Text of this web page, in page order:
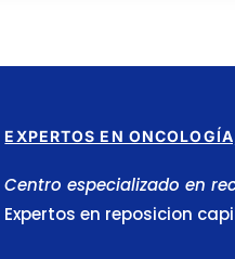
EXPERTOS EN
Centro especializado en
Expertos en reposicion